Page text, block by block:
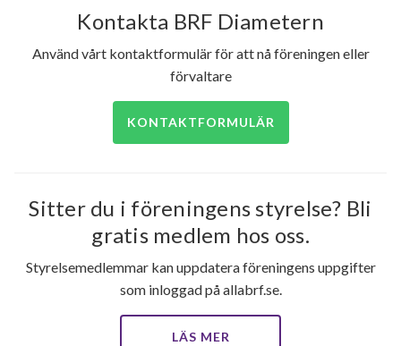
Kontakta BRF Diametern
Använd vårt kontaktformulär för att nå föreningen eller
förvaltare
KONTAKTFORMULÄR
Sitter du i föreningens styrelse? Bli
gratis medlem hos oss.
Styrelsemedlemmar kan uppdatera föreningens uppgifter
som inloggad på allabrf.se.
LÄS MER